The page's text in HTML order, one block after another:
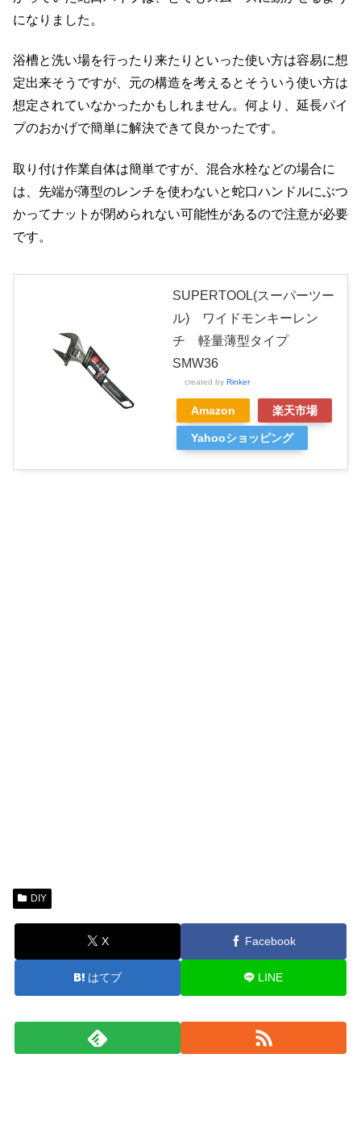
になりました。
浴槽と洗い場を行ったり来たりといった使い方は容易に想
定出来そうですが、元の構造を考えるとそういう使い方は
想定されていなかったかもしれません。何より、延長パイ
プのおかげで簡単に解決できて良かったです。
取り付け作業自体は簡単ですが、混合水栓などの場合に
は、先端が薄型のレンチを使わないと蛇口ハンドルにぶつ
かってナットが閉められない可能性があるので注意が必要
です。
SUPERTOOL(スーパーツー
ル) ワイドモンキーレン
チ 軽量薄型タイプ
SMW36
created by Rinker
Amazon 楽天市場
Yahooショッピング
DIY
X Facebook
はてブ LINE